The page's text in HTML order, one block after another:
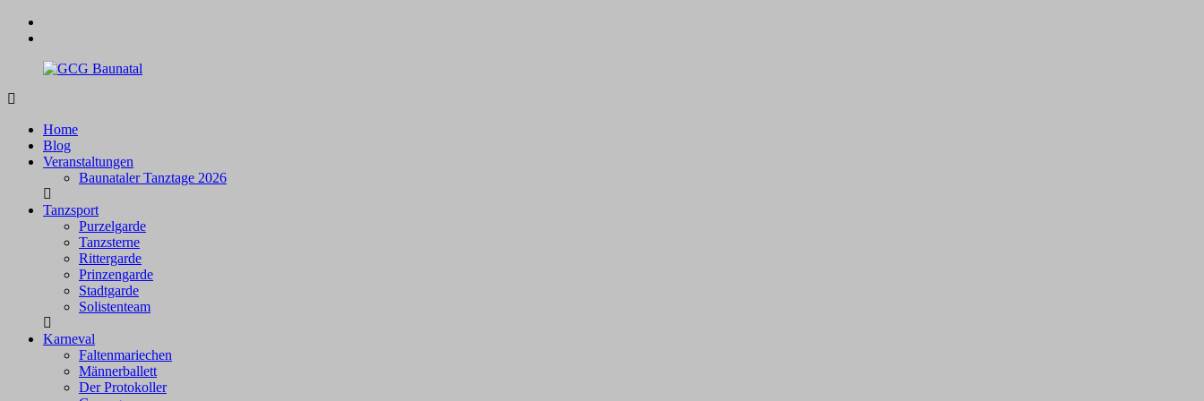
Zum
Inhalt
BaunatalHome
Blog
Veranstaltungen
Baunataler Tanztage 2026
Tanzsport
Purzelgarde
Tanzsterne
Rittergarde
Prinzengarde
Stadtgarde
Solistenteam
Karneval
Faltenmariechen
Männerballett
Der Protokoller